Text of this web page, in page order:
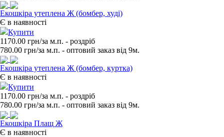
Екошкіра утеплена Ж (бомбер, худі)
Є в наявності
Купити
1170.00 грн/за м.п. - роздрiб
780.00 грн/за м.п. - оптовий заказ вiд 9м.
Екошкіра утеплена Ж (бомбер, куртка)
Є в наявності
Купити
1170.00 грн/за м.п. - роздрiб
780.00 грн/за м.п. - оптовий заказ вiд 9м.
Екошкіра Плащ Ж
Є в наявності